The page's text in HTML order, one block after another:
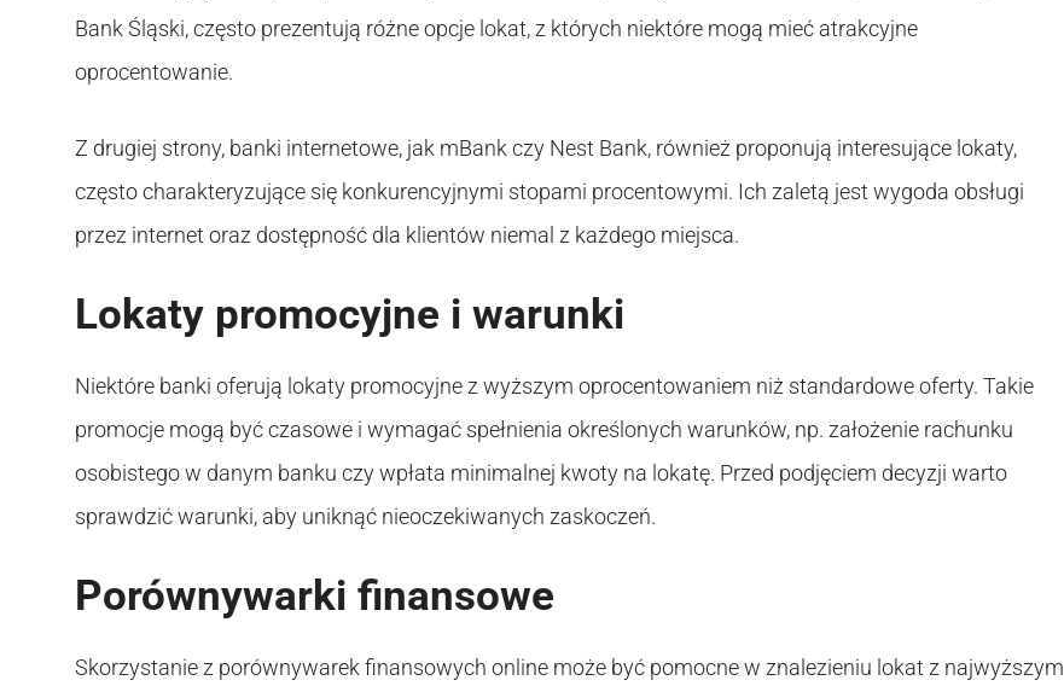
Bank Śląski, często prezentują różne opcje lokat, z których niektóre mogą mieć atrakcyjne
oprocentowanie.
Z drugiej strony, banki internetowe, jak mBank czy Nest Bank, również proponują interesujące lokaty,
często charakteryzujące się konkurencyjnymi stopami procentowymi. Ich zaletą jest wygoda obsługi
przez internet oraz dostępność dla klientów niemal z każdego miejsca.
Lokaty promocyjne i warunki
Niektóre banki oferują lokaty promocyjne z wyższym oprocentowaniem niż standardowe oferty. Takie
promocje mogą być czasowe i wymagać spełnienia określonych warunków, np. założenie rachunku
osobistego w danym banku czy wpłata minimalnej kwoty na lokatę. Przed podjęciem decyzji warto
sprawdzić warunki, aby uniknąć nieoczekiwanych zaskoczeń.
Porównywarki finansowe
Skorzystanie z porównywarek finansowych online może być pomocne w znalezieniu lokat z najwyższym